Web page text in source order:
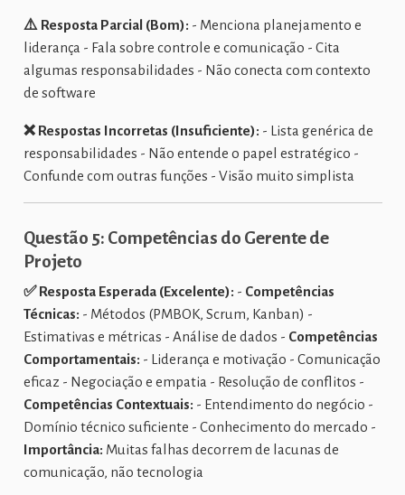
⚠️ Resposta Parcial (Bom): - Menciona planejamento e
liderança - Fala sobre controle e comunicação - Cita
algumas responsabilidades - Não conecta com contexto
de software
❌ Respostas Incorretas (Insuficiente): - Lista genérica de
responsabilidades - Não entende o papel estratégico -
Confunde com outras funções - Visão muito simplista
Questão 5: Competências do Gerente de
Projeto
✅ Resposta Esperada (Excelente): - Competências
Técnicas: - Métodos (PMBOK, Scrum, Kanban) -
Estimativas e métricas - Análise de dados - Competências
Comportamentais: - Liderança e motivação - Comunicação
eficaz - Negociação e empatia - Resolução de conflitos -
Competências Contextuais: - Entendimento do negócio -
Domínio técnico suficiente - Conhecimento do mercado -
Importância: Muitas falhas decorrem de lacunas de
comunicação, não tecnologia